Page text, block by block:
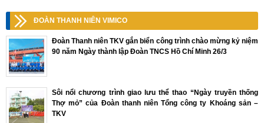
ĐOÀN THANH NIÊN VIMICO
Đoàn Thanh niên TKV gắn biển công trình chào mừng kỷ niệm
90 năm Ngày thành lập Đoàn TNCS Hồ Chí Minh 26/3
Sôi nổi chương trình giao lưu thể thao “Ngày truyền thống
Thợ mỏ” của Đoàn thanh niên Tổng công ty Khoáng sản –
TKV